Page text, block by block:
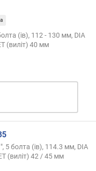
(ів), 112 - 130 мм, DIA
(виліт) 40 мм
5 болта (ів), 114.3 мм, DIA
(виліт) 42 / 45 мм